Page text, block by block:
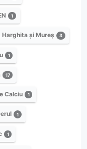
1
Harghita și Mureș 3
1
17
Calciu 1
1
1